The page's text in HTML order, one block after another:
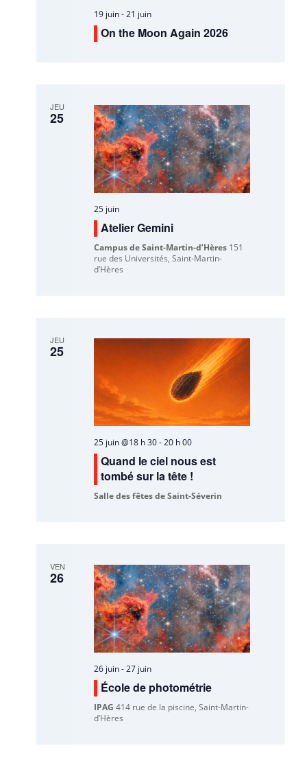
19 juin-21 juin
On the Moon Again 2026
JEU
25
25 juin
Atelier Gemini
Campus de Saint-Martin-d’Hères 151
rue des Universités, Saint-Martin-
d’Hères
JEU
25
25 juin @18 h 30-20 h 00
Quand le ciel nous est
tombé sur la tête !
Salle des fêtes de Saint-Séverin
VEN
26
26 juin-27 juin
École de photométrie
IPAG414 rue de la piscine, Saint-Martin-
d’Hères